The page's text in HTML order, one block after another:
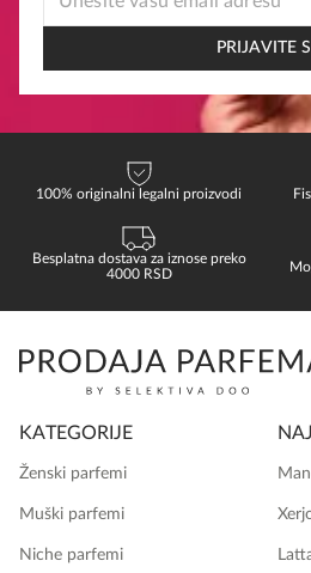
PRIJAVITE
100% originalni legalni proizvodi
Besplatna dostava za iznose preko
4000 RSD
KATEGORIJE
Ženski parfemi
Muški parfemi
Niche parfemi